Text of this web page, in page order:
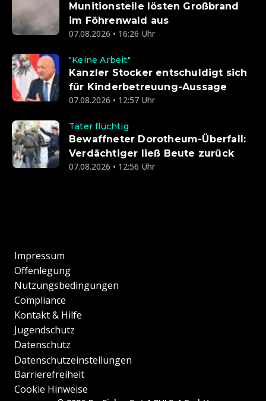
Munitionsteile lösten Großbrand
im Föhrenwald aus
07.08.2026 • 16:26 Uhr
"Keine Arbeit"
Kanzler Stocker entschuldigt sich
für Kinderbetreuung-Aussage
07.08.2026 • 12:57 Uhr
Täter flüchtig
Bewaffneter Dorotheum-Überfall:
Verdächtiger ließ Beute zurück
07.08.2026 • 12:56 Uhr
Impressum
Offenlegung
Nutzungsbedingungen
Compliance
Kontakt & Hilfe
Jugendschutz
Datenschutz
Datenschutzeinstellungen
Barrierefreiheit
Cookie Hinweise